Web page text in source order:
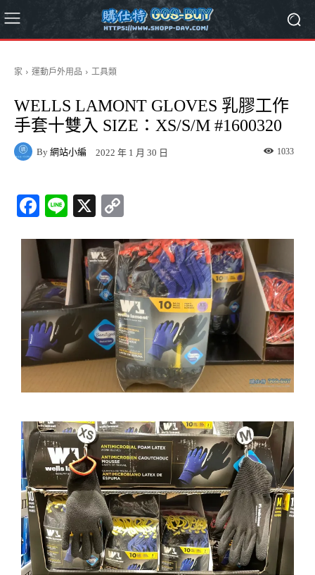
家 運動戶外用品 工具類
WELLS LAMONT GLOVES 乳膠工作
手套十雙入 SIZE：XS/S/M #1600320
By 網站小編 2022 年 1 月 30 日 1033
Fa
ok
Li
X
y
Li
nk